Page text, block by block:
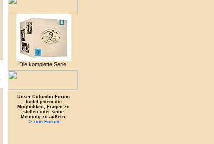
Die komplette Serie
Unser Columbo-Forum
bietet jedem die
Möglichkeit, Fragen zu
stellen oder seine
Meinung zu äußern.
-> zum Forum